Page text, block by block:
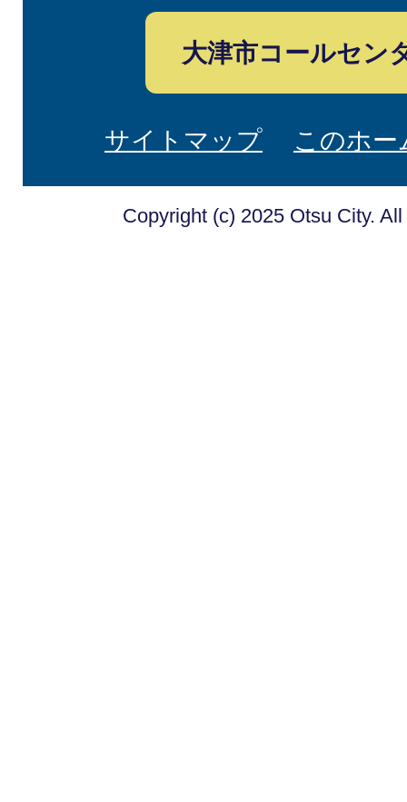
大津市コールセン
サイトマップ このホ
Copyright (c) 2025 Otsu City.